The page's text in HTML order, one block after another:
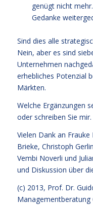
genügt nicht
Gedanke
Sind dies alle
Nein, aber es sind
Unternehmen
erhebliches Potenzial
Märkten.
Welche Ergänzungen
oder schreiben Sie mir.
Vielen Dank an
Brieke, Christoph
Vembi Noverli und
und Diskussion über
(c) 2013, Prof. Dr.